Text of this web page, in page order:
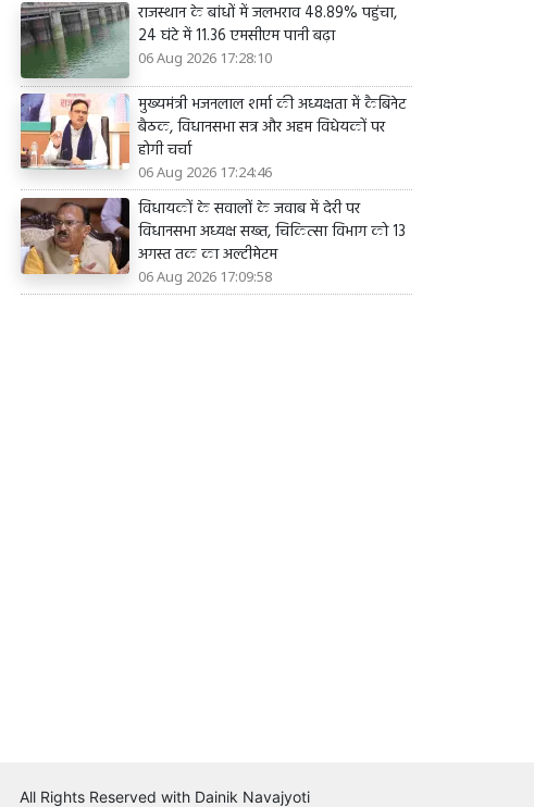
राजस्थान के बांधों में जलभराव 48.89% पहुंचा,
24 घंटे में 11.36 एमसीएम पानी बढ़ा
06 Aug 2026 17:28:10
मुख्यमंत्री भजनलाल शर्मा की अध्यक्षता में कैबिनेट
बैठक, विधानसभा सत्र और अहम विधेयकों पर
होगी चर्चा
06 Aug 2026 17:24:46
विधायकों के सवालों के जवाब में देरी पर
विधानसभा अध्यक्ष सख्त, चिकित्सा विभाग को 13
अगस्त तक का अल्टीमेटम
06 Aug 2026 17:09:58
All Rights Reserved with Dainik Navajyoti